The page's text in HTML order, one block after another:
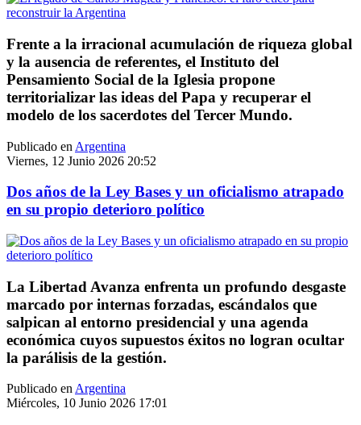
Frente a la irracional acumulación de riqueza global
y la ausencia de referentes, el Instituto del
Pensamiento Social de la Iglesia propone
territorializar las ideas del Papa y recuperar el
modelo de los sacerdotes del Tercer Mundo.
Publicado en Argentina
Viernes, 12 Junio 2026 20:52
Dos años de la Ley Bases y un oficialismo atrapado
en su propio deterioro político
La Libertad Avanza enfrenta un profundo desgaste
marcado por internas forzadas, escándalos que
salpican al entorno presidencial y una agenda
económica cuyos supuestos éxitos no logran ocultar
la parálisis de la gestión.
Publicado enArgentina
Miércoles, 10 Junio 2026 17:01